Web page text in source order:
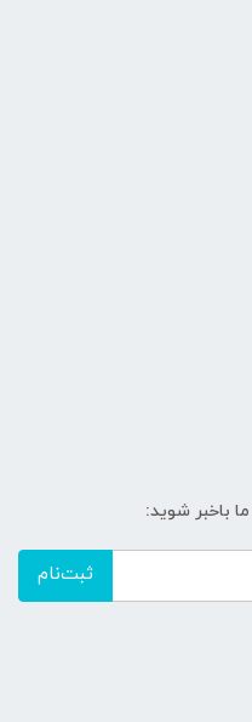
باخبر شوید:
ثبت‌نام